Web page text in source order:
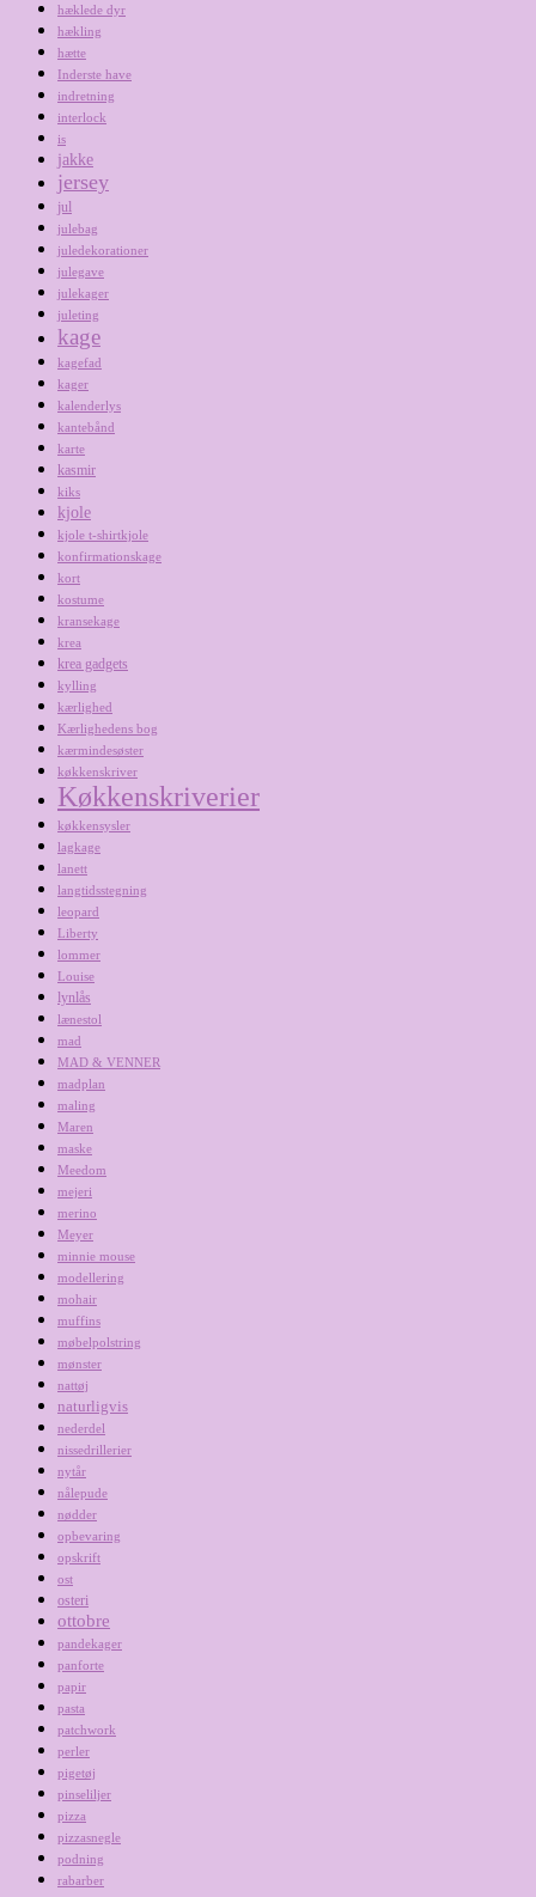
hæklede dyr
hækling
hætte
Inderste have
indretning
interlock
is
jakke
jersey
jul
julebag
juledekorationer
julegave
julekager
juleting
kage
kagefad
kager
kalenderlys
kantebånd
karte
kasmir
kiks
kjole
kjole t-shirtkjole
konfirmationskage
kort
kostume
kransekage
krea
krea gadgets
kylling
kærlighed
Kærlighedens bog
kærmindesøster
køkkenskriver
Køkkenskriverier
køkkensysler
lagkage
lanett
langtidsstegning
leopard
Liberty
lommer
Louise
lynlås
lænestol
mad
MAD & VENNER
madplan
maling
Maren
maske
Meedom
mejeri
merino
Meyer
minnie mouse
modellering
mohair
muffins
møbelpolstring
mønster
nattøj
naturligvis
nederdel
nissedrillerier
nytår
nålepude
nødder
opbevaring
opskrift
ost
osteri
ottobre
pandekager
panforte
papir
pasta
patchwork
perler
pigetøj
pinseliljer
pizza
pizzasnegle
podning
rabarber